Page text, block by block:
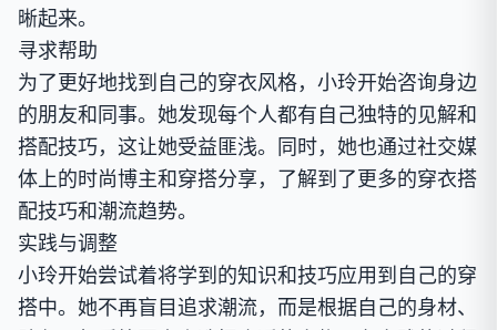
晰起来。
寻求帮助
为了更好地找到自己的穿衣风格，小玲开始咨询身边
的朋友和同事。她发现每个人都有自己独特的见解和
搭配技巧，这让她受益匪浅。同时，她也通过社交媒
体上的时尚博主和穿搭分享，了解到了更多的穿衣搭
配技巧和潮流趋势。
实践与调整
小玲开始尝试着将学到的知识和技巧应用到自己的穿
搭中。她不再盲目追求潮流，而是根据自己的身材、